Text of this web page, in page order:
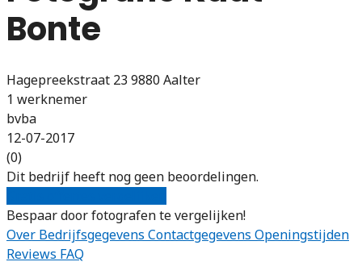
Bonte
Hagepreekstraat 23 9880 Aalter
1 werknemer
bvba
12-07-2017
(0)
Dit bedrijf heeft nog geen beoordelingen.
Bespaar door fotografen te vergelijken!
Over Bedrijfsgegevens Contactgegevens Openingstijden
Reviews FAQ